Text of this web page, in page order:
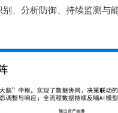
、分析防御、持续监测与